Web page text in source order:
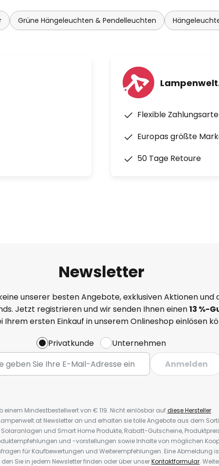
Grüne Hängeleuchten & Pendelleuchten
Flexible
Europas größte
50 Tage Retoure
Newsletter
unserer besten Angebote, exklusiven Aktionen und
Jetzt registrieren und wir senden Ihnen einen13 %-
Ihrem ersten Einkauf in unserem Onlineshop einlösen
Privatkunde
Unternehmen
Anmelden
einem Mindestbestellwert von € 119. Nicht einlösbar aufdiese Hersteller.
Newsletter an und erhalten sie tolle Angebote aus dem
Solaranlagen und Smart Home Produkte, Rabatt-Gutscheine,
und -vorstellungen sowie Inhalte von möglichen
für Kaufbewertungen und Weiterempfehlungen. Eine Abmeldung
Sie in jedem Newsletter finden oder über unserKontaktformular.